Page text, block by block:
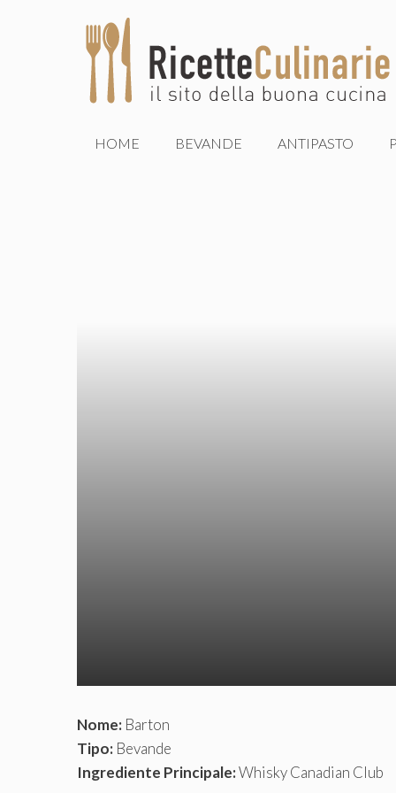
HOME BEVANDE ANTIPASTO
Nome: Barton
Tipo: Bevande
Ingrediente Principale:Whisky Canadian Club